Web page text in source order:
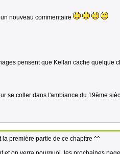
nouveau commentaire
pensent que Kellan cache quelque
se coller dans l'ambiance du 19ème
première partie de ce chapitre ^^